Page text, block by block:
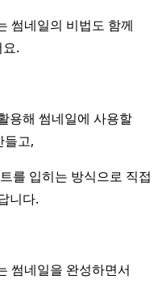
썸네일의 비법도 함께
.
용해 썸네일에 사용할
들고,
를 입히는 방식으로 직접
니다.
썸네일을 완성하면서